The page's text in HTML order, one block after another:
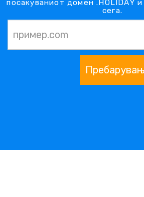
посакуваниот домен .HOLIDAY и
сега.